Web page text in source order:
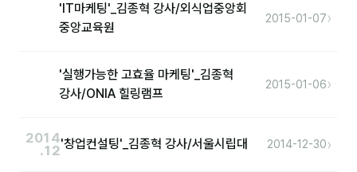
'IT마케팅'_김종혁 강사/외식업중앙회
중앙교육원
2015-01-07›
'실행가능한 고효율 마케팅'_김종혁
강사/ONIA 힐링램프
2015-01-06›
2014
.12'창업컨설팅'_김종혁 강사/서울시립대 2014-12-30›